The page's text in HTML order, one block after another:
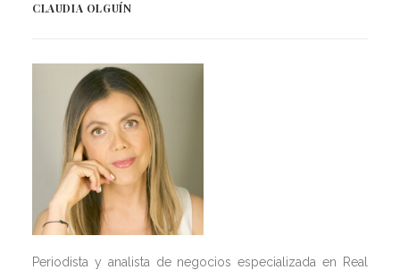
CLAUDIA OLGUÍN
Periodista y analista de negocios especializada en Real